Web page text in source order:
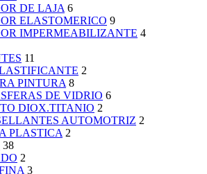
DE LAJA 6
ELASTOMERICO 9
IMPERMEABILIZANTE 4
11
2
PINTURA 8
DE VIDRIO 6
DIOX.TITANIO 2
AUTOMOTRIZ 2
PLASTICA 2
38
2
3